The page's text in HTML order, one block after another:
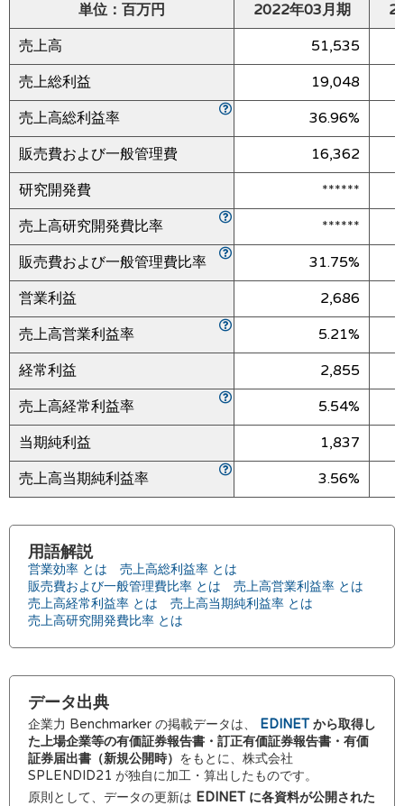
単位：百万円 2022年03月期
売上高
51,535
売上総利益
19,048
売上高総利益率
36.96%
販売費および一般管理費
16,362
研究開発費
******
売上高研究開発費比率
******
販売費および一般管理費比率
31.75%
営業利益
2,686
売上高営業利益率
5.21%
経常利益
2,855
売上高経常利益率
5.54%
当期純利益
1,837
売上高当期純利益率
3.56%
用語解説
営業効率 とは
売上高総利益率 とは
販売費および一般管理費比率 とは
売上高営業利益率 とは
売上高経常利益率 とは
売上高当期純利益率 とは
売上高研究開発費比率 とは
データ出典
企業力 Benchmarker の掲載データは、 EDINETから取得し
た上場企業等の有価証券報告書・訂正有価証券報告書・有価
証券届出書（新規公開時） をもとに、株式会社
SPLENDID21 が独自に加工・算出したものです。
原則として、データの更新は EDINET に各資料が公開された